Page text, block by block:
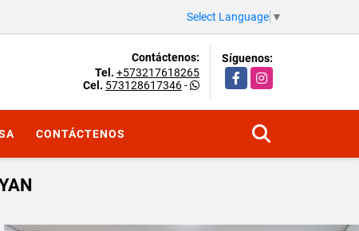
Select Language ▼
Contáctenos:
Tel. +573217618265
Cel. 573128617346-
Síguenos:
FacebookInstagram
CONTÁCTENOS